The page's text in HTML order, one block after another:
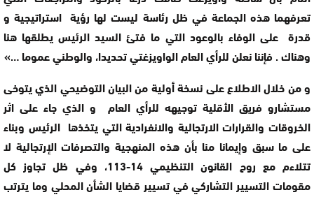
تعرفهما هذه الجماعة في ظل رئاسة ليست لها رؤية استراتيجية و
قدرة على الوفاء بالوعود التي ما فتئ السيد الرئيس يطلقها هنا
وهناك . فإننا نعلن للرأي العام الواويزغتي تحديدا، والوطني عموما …»
و من خلال الاطلاع على نسخة أولية من البيان التوضيحي الذي يتوخى
مستشارو فريق الأقلية توجيهه للرأي العام و الذي جاء على اثر
الخروقات والقرارات الارتجالية والانفرادية التي يتخذها الرئيس وبناء
على ما سبق وإيمانا منا بأن هذه المنهجية والتصرفات الإرتجالية لا
تتلاءم مع روح القانون التنظيمي 14-113، وفي ظل تجاوز كل
مقومات التسيير التشاركي في تسيير قضايا الشأن المحلي وما يترتب